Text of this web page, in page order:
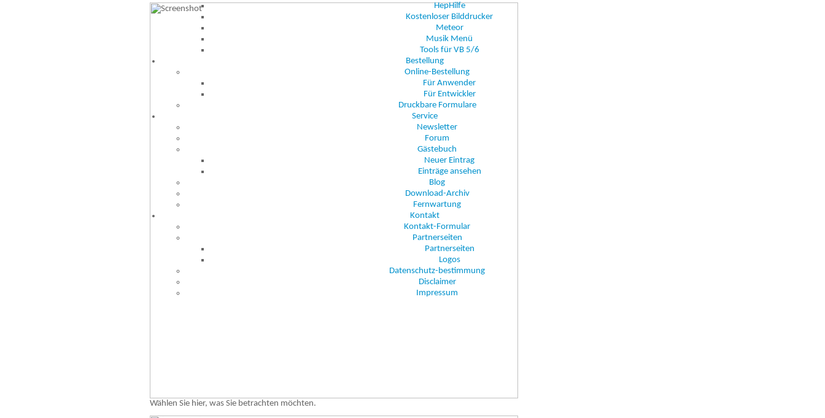
HepHilfe
Kostenloser Bilddrucker
Meteor
Musik Menü
Tools für VB 5/6
Bestellung
Online-Bestellung
Für Anwender
Für Entwickler
Druckbare Formulare
Service
Newsletter
Forum
Gästebuch
Neuer Eintrag
Einträge ansehen
Blog
Download-Archiv
Fernwartung
Kontakt
Kontakt-Formular
Partnerseiten
Partnerseiten
Logos
Datenschutz-bestimmung
Disclaimer
Impressum
Wählen Sie hier, was Sie betrachten möchten.